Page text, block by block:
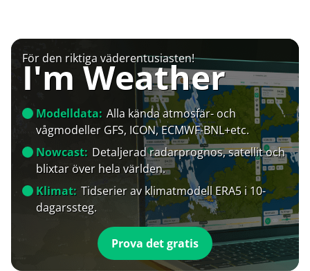
För den riktiga väderentusiasten!
I'm Weather
Modelldata: Alla kända atmosfär- och
vågmodeller GFS, ICON, ECMWF-BNL+etc.
Nowcast: Detaljerad radarprognos, satellit och
blixtar över hela världen.
Klimat: Tidserier av klimatmodell ERA5 i 10-
dagarssteg.
Prova det gratis